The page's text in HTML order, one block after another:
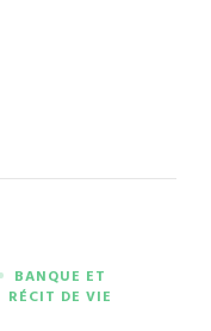
BANQUE ET
RÉCIT DE VIE